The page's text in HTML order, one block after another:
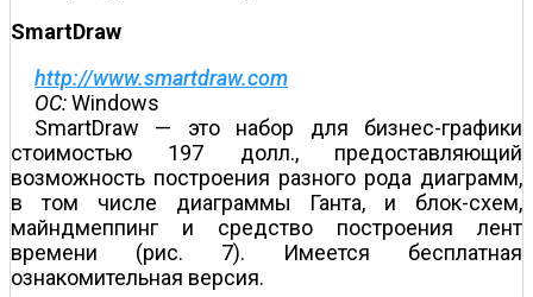
SmartDraw
http://www.smartdraw.com
OC:Windows
SmartDraw — это набор для бизнес-графики
стоимостью 197 долл., предоставляющий
возможность построения разного рода диаграмм,
в том числе диаграммы Ганта, и блок-схем,
майндмеппинг и средство построения лент
времени (рис. 7). Имеется бесплатная
ознакомительная версия.